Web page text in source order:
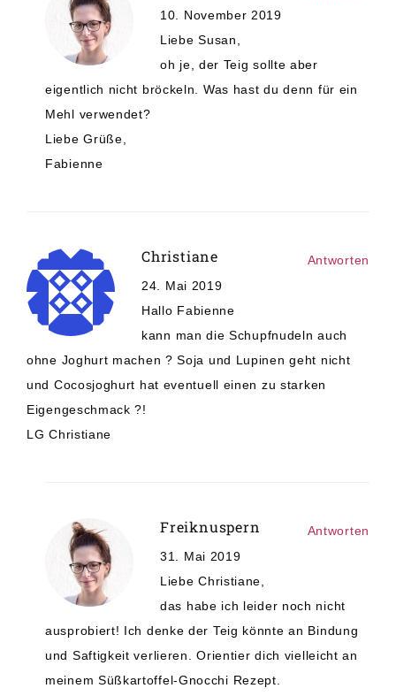
10. November 2019
Liebe Susan,
oh je, der Teig sollte aber
eigentlich nicht bröckeln. Was hast du denn für ein
Mehl verwendet?
Liebe Grüße,
Fabienne
Christiane
24. Mai 2019
Hallo Fabienne
kann man die Schupfnudeln auch
ohne Joghurt machen ? Soja und Lupinen geht nicht
und Cocosjoghurt hat eventuell einen zu starken
Eigengeschmack ?!
LG Christiane
Antworten
Freiknuspern
31. Mai 2019
Liebe Christiane,
das habe ich leider noch nicht
ausprobiert! Ich denke der Teig könnte an Bindung
und Saftigkeit verlieren. Orientier dich vielleicht an
meinem Süßkartoffel-Gnocchi Rezept.
Antworten